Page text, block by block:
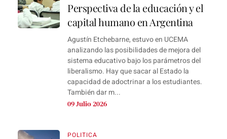
Perspectiva de la educación y el
capital humano en Argentina
Agustín Etchebarne, estuvo en UCEMA
analizando las posibilidades de mejora del
sistema educativo bajo los parámetros del
liberalismo. Hay que sacar al Estado la
capacidad de adoctrinar a los estudiantes.
También dar m...
09 Julio 2026
POLITICA